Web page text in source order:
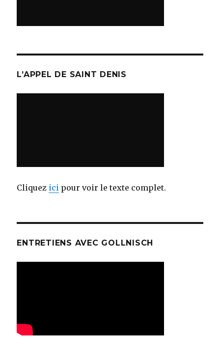
L’APPEL DE SAINT DENIS
Cliquez ici pour voir le texte complet.
ENTRETIENS AVEC GOLLNISCH